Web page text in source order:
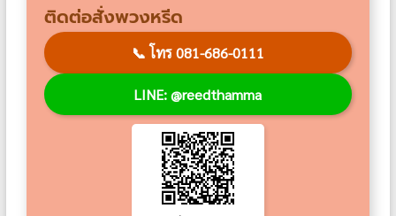
ติดต่อสั่งพวงหรีด
📞 โทร 081-686-0111
LINE: @reedthamma